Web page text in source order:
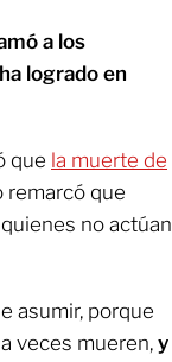
a los
logrado en
que la muerte de
remarcó que
no actúan
asumir, porque
veces mueren, y